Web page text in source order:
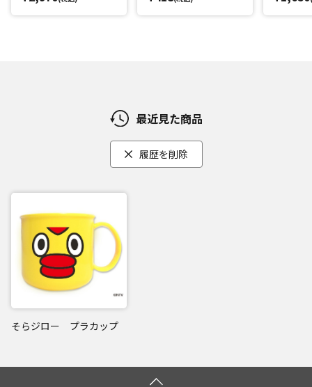
最近見た商品
履歴を削除
そらジロー プラカップ